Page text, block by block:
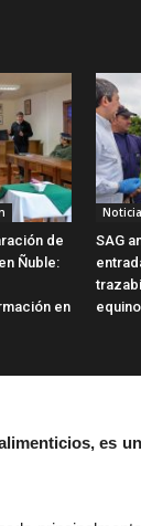
de
Ñuble:
en
SAG
es un